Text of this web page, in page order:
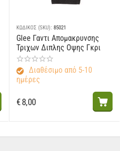
ΚΩΔΙΚΟΣ (SKU): 85021
Glee Γαντι Απομακρυνσης
Τριχων Διπλης Οψης Γκρι
Διαθέσιμο από 5-10
ημέρες
€8,00